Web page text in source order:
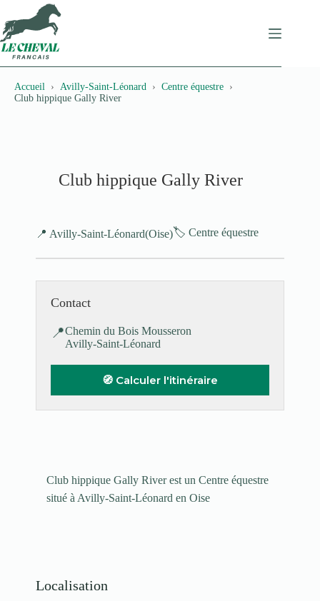
au
contenu
Accueil Avilly-Saint-Léonard
Centre équestre
Club hippique Gally River
Club hippique Gally River
📍 Avilly-Saint-Léonard(Oise)🏷️ Centre équestre
Club hippique Gally River est un Centre équestre
situé à Avilly-Saint-Léonard en Oise
Contact
📍Chemin du Bois Mousseron
Avilly-Saint-Léonard
🧭 Calculer l'itinéraire
Localisation